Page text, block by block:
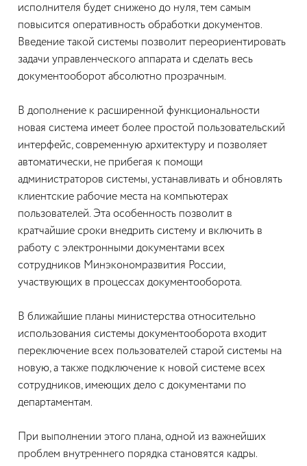
исполнителя будет снижено до нуля, тем самым
повысится оперативность обработки документов.
Введение такой системы позволит переориентировать
задачи управленческого аппарата и сделать весь
документооборот абсолютно прозрачным.
В дополнение к расширенной функциональности
новая система имеет более простой пользовательский
интерфейс, современную архитектуру и позволяет
автоматически, не прибегая к помощи
администраторов системы, устанавливать и обновлять
клиентские рабочие места на компьютерах
пользователей. Эта особенность позволит в
кратчайшие сроки внедрить систему и включить в
работу с электронными документами всех
сотрудников Минэкономразвития России,
участвующих в процессах документооборота.
В ближайшие планы министерства относительно
использования системы документооборота входит
переключение всех пользователей старой системы на
новую, а также подключение к новой системе всех
сотрудников, имеющих дело с документами по
департаментам.
При выполнении этого плана, одной из важнейших
проблем внутреннего порядка становятся кадры.